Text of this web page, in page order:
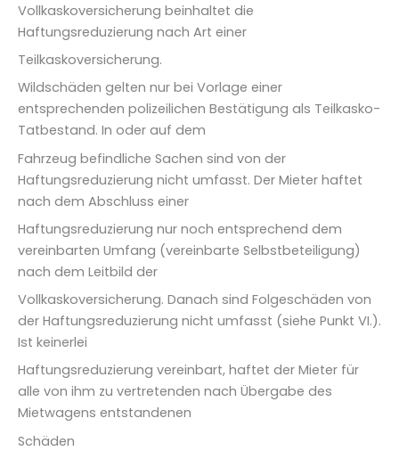
Vollkaskoversicherung beinhaltet die
Haftungsreduzierung nach Art einer
Teilkaskoversicherung.
Wildschäden gelten nur bei Vorlage einer
entsprechenden polizeilichen Bestätigung als Teilkasko-
Tatbestand. In oder auf dem
Fahrzeug befindliche Sachen sind von der
Haftungsreduzierung nicht umfasst. Der Mieter haftet
nach dem Abschluss einer
Haftungsreduzierung nur noch entsprechend dem
vereinbarten Umfang (vereinbarte Selbstbeteiligung)
nach dem Leitbild der
Vollkaskoversicherung. Danach sind Folgeschäden von
der Haftungsreduzierung nicht umfasst (siehe Punkt VI.).
Ist keinerlei
Haftungsreduzierung vereinbart, haftet der Mieter für
alle von ihm zu vertretenden nach Übergabe des
Mietwagens entstandenen
Schäden